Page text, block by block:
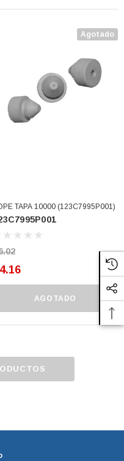
NEOPRENO
(3934469)
Agotado
TAPA 10000 (123C7995P001)
AGOTADO